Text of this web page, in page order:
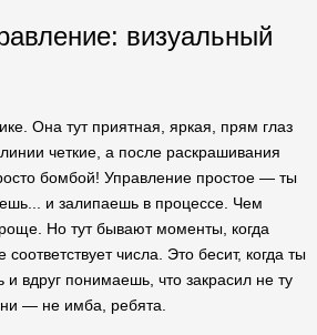
визуальный
Она тут приятная, яркая, прям глаз
четкие, а после раскрашивания
бомбой! Управление простое — ты
и залипаешь в процессе. Чем
Но тут бывают моменты, когда
числа. Это бесит, когда ты
вдруг понимаешь, что закрасил не ту
— не имба, ребята.